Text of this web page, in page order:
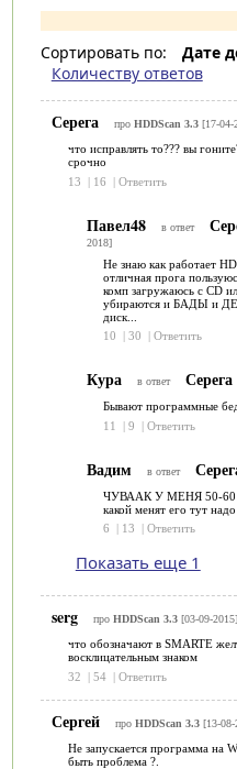
Сортировать по: Дате
Количеству ответов
Серега про HDDScan 3.3[17-04-
что исправлять то??? вы
срочно
13
| 16 | Ответить
Павел48 в ответ
2018]
Не знаю как работает
отличная прога
комп загружаюсь с CD
убираются и БАДЫ и
диск...
10
| 30 | Ответить
Кура в ответ Серега
Бывают программные
11
| 9 | Ответить
Вадим в ответ
ЧУВААК У МЕНЯ 50-60
какой менят его тут
6
| 13 | Ответить
Показать еще 1
serg про HDDScan 3.3[03-09-2015]
что обозначают в SMARTE
восклицательным знаком
32
| 54 | Ответить
Сергей про HDDScan 3.3[13-08-
Не запускается программа на
быть проблема ?.